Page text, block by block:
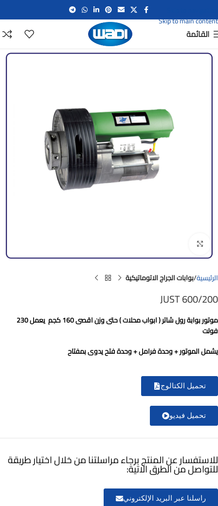
Skip to main content
القائمة
الرئيسية بوابات الجراج الاتوماتيكية
JUST 600/200
موتور بوابة رول شاتر ( ابواب محلات ) حتى وزن اقصى 160 كجم
يعمل 230
فولت
يشمل الموتور + وحدة فرامل + وحدة فتح يدوى بمفتاح
تحميل الكتالوج
تحميل فيديو
للاستفسار عن المنتج برجاء مراسلتنا من خلال اختيار طريقة
للتواصل من الطرق الاتية:
راسلنا عبر البريد الإلكتروني